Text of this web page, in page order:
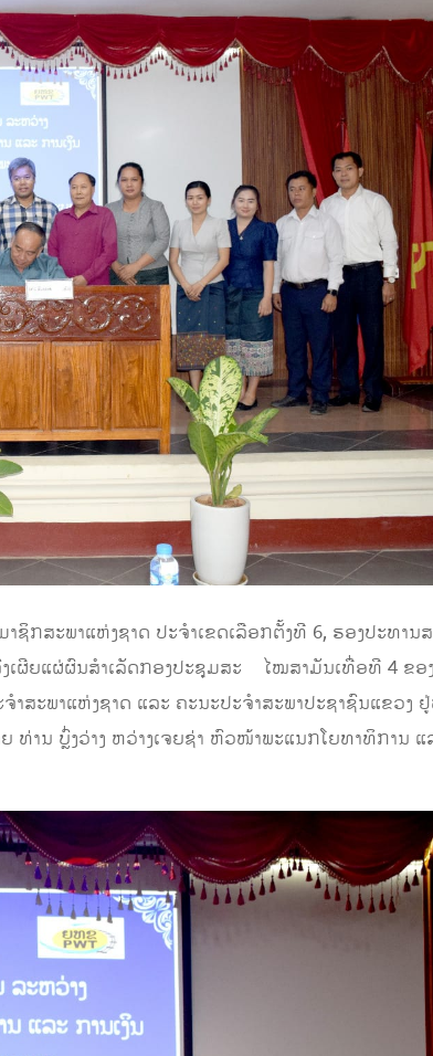
າຊິກສະພາແຫ່ງຊາດ ປະຈຳເຂດເລືອກຕັ້ງທີ 6, ຮອງປະທານ
ເຜີຍແຜ່ຜົນສຳເລັດກອງປະຊຸມສະ ໄໝສາມັນເທື່ອທີ 4 ຂອ
ຳສະພາແຫ່ງຊາດ ແລະ ຄະນະປະຈຳສະພາປະຊາຊົນແຂວງ ຢູ່
ທ່ານ ບຼົ່ງວ່າງ ຫວ່າງເຈຍຊ່າ ຫົວໜ້າພະແນກໂຍທາທິການ ແ